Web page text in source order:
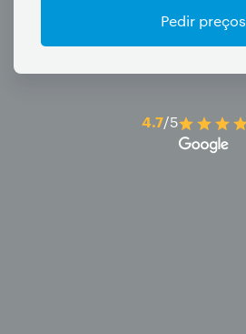
Pedir preços
4.7/5